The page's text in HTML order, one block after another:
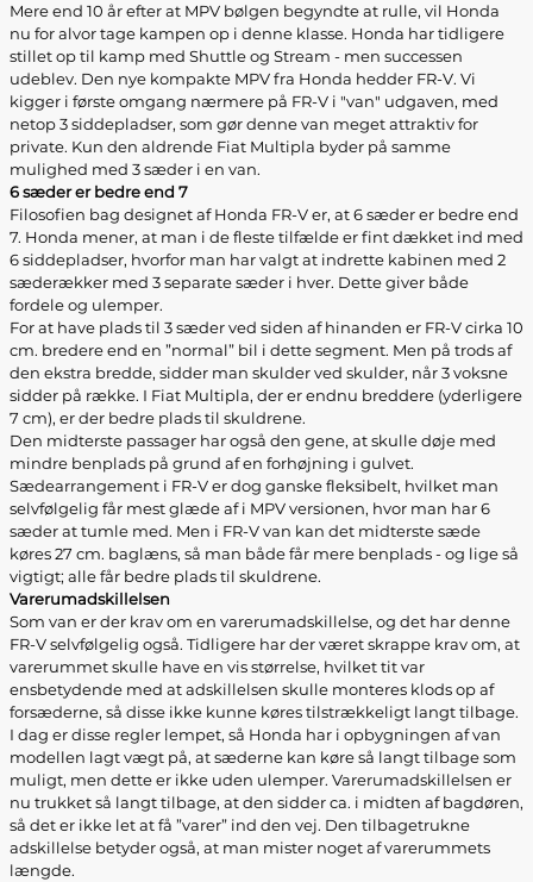
Mere end 10 år efter at MPV bølgen begyndte at rulle, vil Honda
nu for alvor tage kampen op i denne klasse. Honda har tidligere
stillet op til kamp med Shuttle og Stream - men successen
udeblev. Den nye kompakte MPV fra Honda hedder FR-V. Vi
kigger i første omgang nærmere på FR-V i "van" udgaven, med
netop 3 siddepladser, som gør denne van meget attraktiv for
private. Kun den aldrende Fiat Multipla byder på samme
mulighed med 3 sæder i en van.
6 sæder er bedre end 7
Filosofien bag designet af Honda FR-V er, at 6 sæder er bedre end
7. Honda mener, at man i de fleste tilfælde er fint dækket ind med
6 siddepladser, hvorfor man har valgt at indrette kabinen med 2
sæderækker med 3 separate sæder i hver. Dette giver både
fordele og ulemper.
For at have plads til 3 sæder ved siden af hinanden er FR-V cirka 10
cm. bredere end en ”normal” bil i dette segment. Men på trods af
den ekstra bredde, sidder man skulder ved skulder, når 3 voksne
sidder på række. I Fiat Multipla, der er endnu breddere (yderligere
7 cm), er der bedre plads til skuldrene.
Den midterste passager har også den gene, at skulle døje med
mindre benplads på grund af en forhøjning i gulvet.
Sædearrangement i FR-V er dog ganske fleksibelt, hvilket man
selvfølgelig får mest glæde af i MPV versionen, hvor man har 6
sæder at tumle med. Men i FR-V van kan det midterste sæde
køres 27 cm. baglæns, så man både får mere benplads - og lige så
vigtigt; alle får bedre plads til skuldrene.
Varerumadskillelsen
Som van er der krav om en varerumadskillelse, og det har denne
FR-V selvfølgelig også. Tidligere har der været skrappe krav om, at
varerummet skulle have en vis størrelse, hvilket tit var
ensbetydende med at adskillelsen skulle monteres klods op af
forsæderne, så disse ikke kunne køres tilstrækkeligt langt tilbage.
I dag er disse regler lempet, så Honda har i opbygningen af van
modellen lagt vægt på, at sæderne kan køre så langt tilbage som
muligt, men dette er ikke uden ulemper. Varerumadskillelsen er
nu trukket så langt tilbage, at den sidder ca. i midten af bagdøren,
så det er ikke let at få ”varer” ind den vej. Den tilbagetrukne
adskillelse betyder også, at man mister noget af varerummets
længde.